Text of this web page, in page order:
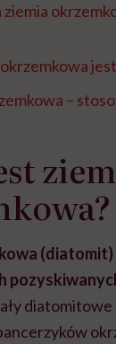
ziemia
–